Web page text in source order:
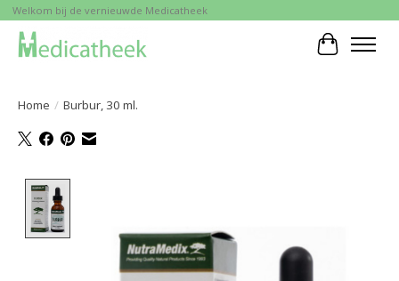
Welkom bij de vernieuwde Medicatheek
Home / Burbur, 30 ml.